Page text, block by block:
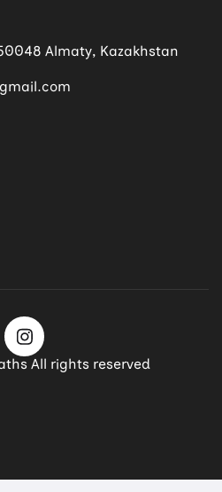
Almaty, Kazakhstan
All rights reserved